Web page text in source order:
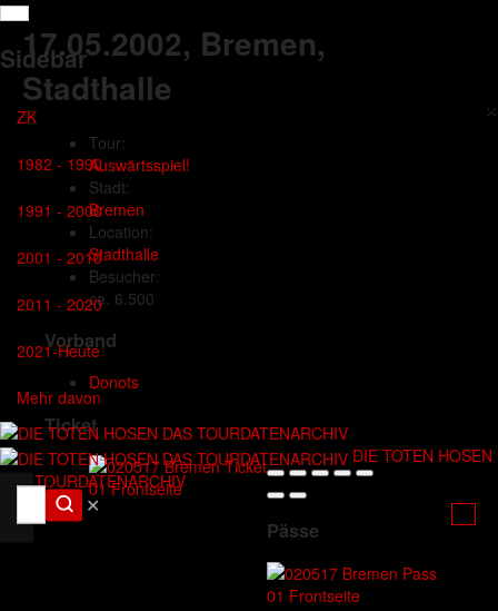
Sidebar
×
ZK
1982 - 1990
1991 - 2000
2001 - 2010
2011 - 2020
2021-Heute
Mehr davon
DIE TOTEN HOSEN
DAS TOURDATENARCHIV
✕
17.05.2002, Bremen,
Stadthalle
Tour:
Auswärtsspiel!
Stadt:
Bremen
Location:
Stadthalle
Besucher:
ca. 6.500
Vorband
Donots
Ticket
Pässe